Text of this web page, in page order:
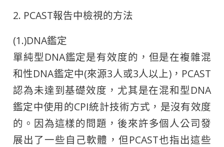
2. PCAST報告中檢視的方法
(1.)DNA鑑定
單純型DNA鑑定是有效度的，但是在複雜混
和性DNA鑑定中(來源3人或3人以上)，PCAST
認為未達到基礎效度，尤其是在混和型DNA
鑑定中使用的CPI統計技術方式，是沒有效度
的。因為這樣的問題，後來許多個人公司發
展出了一些自己軟體，但PCAST也指出這些